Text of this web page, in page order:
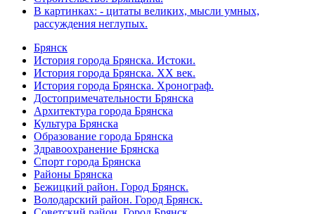
В картинках: - цитаты великих, мысли умных,
рассуждения неглупых.
Брянск
История города Брянска. Истоки.
История города Брянска. XX век.
История города Брянска. Хронограф.
Достопримечательности Брянска
Архитектура города Брянска
Культура Брянска
Образование города Брянска
Здравоохранение Брянска
Спорт города Брянска
Районы Брянска
Бежицкий район. Город Брянск.
Володарский район. Город Брянск.